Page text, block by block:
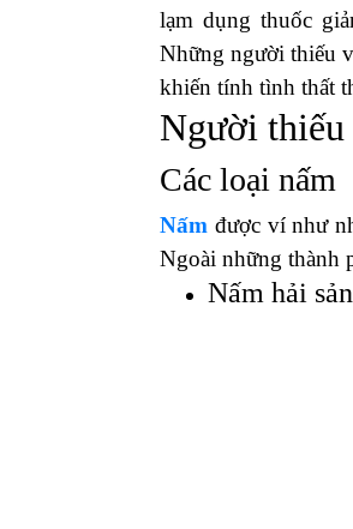
lạm dụng thuốc
Những người thiếu
khiến tính tình thất
Người thiếu
Các loại nấm
Nấm được ví như
Ngoài những thành
Nấm hải sản